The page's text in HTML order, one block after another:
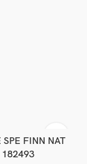
au panier
SPE FINN NAT
182493